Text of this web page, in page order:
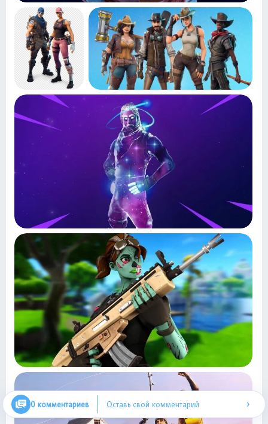
0 комментариев Оставь свой комментарий ›